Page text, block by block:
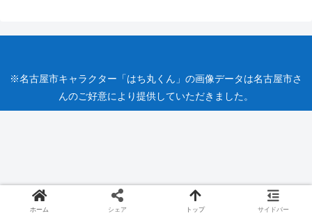
※名古屋市キャラクター「はち丸くん」の画像データは名古屋市さ
んのご好意により提供していただきました。
ホーム シェア トップ サイドバー